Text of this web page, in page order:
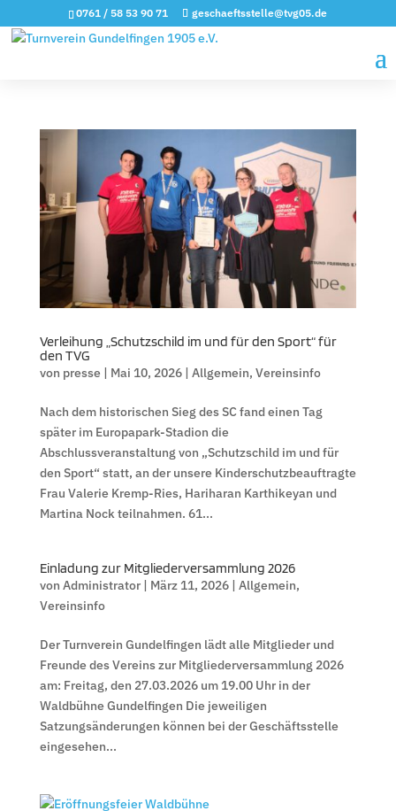
0761 / 58 53 90 71 geschaeftsstelle@tvg05.de
Verleihung „Schutzschild im und für den Sport“ für
den TVG
von presse| Mai 10, 2026| Allgemein, Vereinsinfo
Nach dem historischen Sieg des SC fand einen Tag
später im Europapark-Stadion die
Abschlussveranstaltung von „Schutzschild im und für
den Sport“ statt, an der unsere Kinderschutzbeauftragte
Frau Valerie Kremp-Ries, Hariharan Karthikeyan und
Martina Nock teilnahmen. 61...
Einladung zur Mitgliederversammlung 2026
von Administrator| März 11, 2026| Allgemein,
Vereinsinfo
Der Turnverein Gundelfingen lädt alle Mitglieder und
Freunde des Vereins zur Mitgliederversammlung 2026
am: Freitag, den 27.03.2026 um 19.00 Uhr in der
Waldbühne Gundelfingen Die jeweiligen
Satzungsänderungen können bei der Geschäftsstelle
eingesehen...